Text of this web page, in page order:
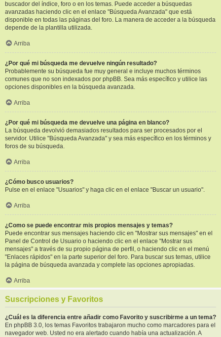
buscador del índice, foro o en los temas. Puede acceder a búsquedas
avanzadas haciendo clic en el enlace "Búsqueda Avanzada" que está
disponible en todas las páginas del foro. La manera de acceder a la búsqueda
depende de la plantilla utilizada.
Arriba
¿Por qué mi búsqueda me devuelve ningún resultado?
Probablemente su búsqueda fue muy general e incluye muchos términos
comunes que no son indexados por phpBB. Sea más específico y utilice las
opciones disponibles en la búsqueda avanzada.
Arriba
¿Por qué mi búsqueda me devuelve una página en blanco?
La búsqueda devolvió demasiados resultados para ser procesados por el
servidor. Utilice "Búsqueda Avanzada" y sea más específico en los términos y
foros de su búsqueda.
Arriba
¿Cómo busco usuarios?
Pulse en el enlace "Usuarios" y haga clic en el enlace "Buscar un usuario".
Arriba
¿Como se puede encontrar mis propios mensajes y temas?
Puede encontrar sus mensajes haciendo clic en "Mostrar sus mensajes" en el
Panel de Control de Usuario o haciendo clic en el enlace "Mostrar sus
mensajes" a través de su propio página de perfil, o haciendo clic en el menú
"Enlaces rápidos" en la parte superior del foro. Para buscar sus temas, utilice
la página de búsqueda avanzada y complete las opciones apropiadas.
Arriba
Suscripciones y Favoritos
¿Cuál es la diferencia entre añadir como Favorito y suscribirme a un tema?
En phpBB 3.0, los temas Favoritos trabajaron mucho como marcadores para el
navegador web. Usted no era alertado cuando había una actualización. A